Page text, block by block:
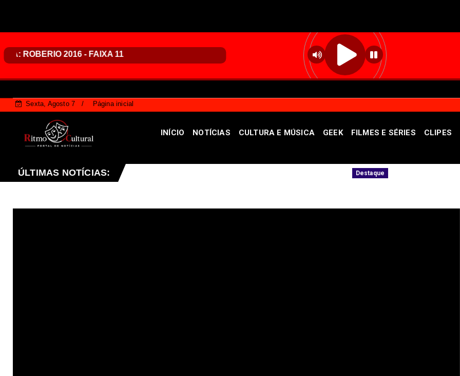
Sexta, Agosto 7 Página inicial
INÍCIO NOTÍCIAS CULTURA E MÚSICA GEEK FILMES E SÉRIES CLIPES
ÚLTIMAS NOTÍCIAS:
desta sexta-feira (07), no programa Vozes da Comunidade Governadora Celina Leão